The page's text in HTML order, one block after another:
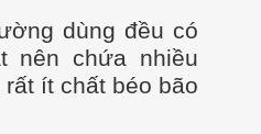
ờng dùng đều có
nên chứa nhiều
ít chất béo bão